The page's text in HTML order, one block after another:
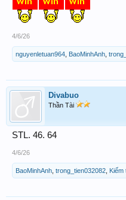
4/6/26
nguyenletuan964 BaoMinhAnh
Divabuo
Thần Tài
STL. 46. 64
4/6/26
BaoMinhAnh trong_tien032082 Kiếm